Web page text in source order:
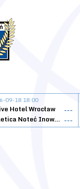
09-18 18:00
Hotel Wrocław
---
KSK Qemetica Noteć Inowrocław ---